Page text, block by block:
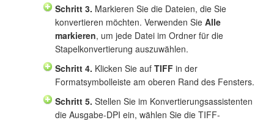
Schritt 3. Markieren Sie die Dateien, die Sie
konvertieren möchten. Verwenden Sie Alle
markieren, um jede Datei im Ordner für die
Stapelkonvertierung auszuwählen.
Schritt 4. Klicken Sie auf TIFF in der
Formatsymbolleiste am oberen Rand des Fensters.
Schritt 5. Stellen Sie im Konvertierungsassistenten
die Ausgabe-DPI ein, wählen Sie die TIFF-